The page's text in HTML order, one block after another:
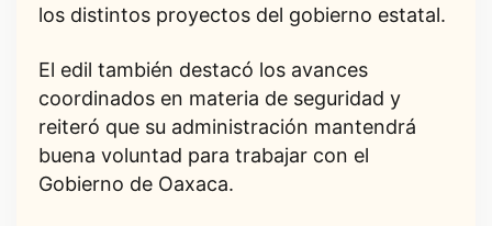
los distintos proyectos del gobierno estatal.
El edil también destacó los avances
coordinados en materia de seguridad y
reiteró que su administración mantendrá
buena voluntad para trabajar con el
Gobierno de Oaxaca.